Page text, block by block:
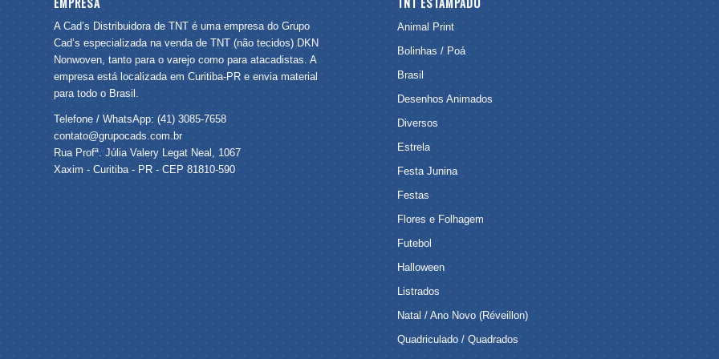
A Cad’s Distribuidora de TNT é uma empresa do Grupo
Cad’s especializada na venda de TNT (não tecidos) DKN
Nonwoven, tanto para o varejo como para atacadistas. A
empresa está localizada em Curitiba-PR e envia material
para todo o Brasil.
Telefone / WhatsApp: (41) 3085-7658
contato@grupocads.com.br
Rua Profª. Júlia Valery Legat Neal, 1067
Xaxim - Curitiba - PR - CEP 81810-590
Animal Print
Bolinhas / Poá
Brasil
Desenhos Animados
Diversos
Estrela
Festa Junina
Festas
Flores e Folhagem
Futebol
Halloween
Listrados
Natal / Ano Novo (Réveillon)
Quadriculado / Quadrados